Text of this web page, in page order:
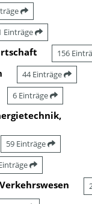
Einträge
156
44 Einträge
6 Einträge
59 Einträge